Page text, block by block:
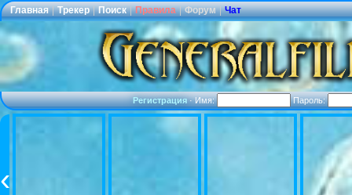
Главная | Трекер | Поиск | Правила | Форум | Чат
Регистрация·Имя: Пароль: